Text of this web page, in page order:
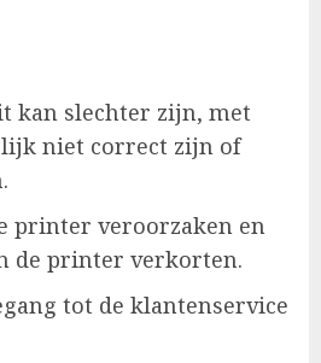
kan slechter zijn, met
niet correct zijn of
printer veroorzaken en
de printer verkorten.
tot de klantenservice